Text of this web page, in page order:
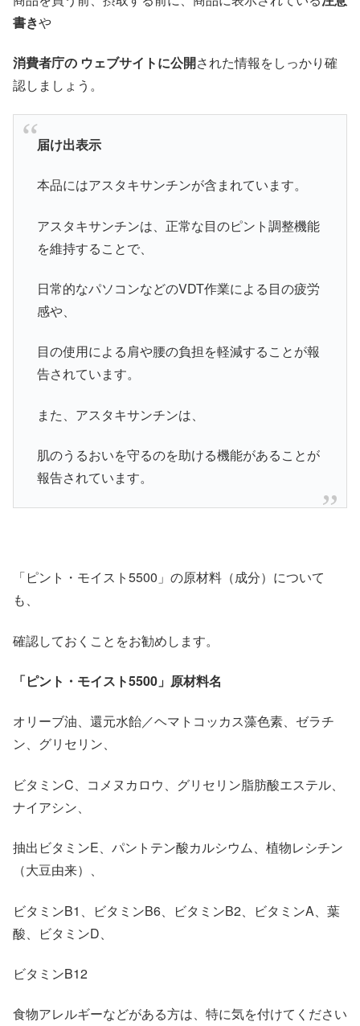
書きや
消費者庁の ウェブサイトに公開された情報をしっかり確
認しましょう。
届け出表示
本品にはアスタキサンチンが含まれています。
アスタキサンチンは、正常な目のピント調整機能
を維持することで、
日常的なパソコンなどのVDT作業による目の疲労
感や、
目の使用による肩や腰の負担を軽減することが報
告されています。
また、アスタキサンチンは、
肌のうるおいを守るのを助ける機能があることが
報告されています。
「ピント・モイスト5500」の原材料（成分）について
も、
確認しておくことをお勧めします。
「ピント・モイスト5500」原材料名
オリーブ油、還元水飴／ヘマトコッカス藻色素、ゼラチ
ン、グリセリン、
ビタミンC、コメヌカロウ、グリセリン脂肪酸エステル、
ナイアシン、
抽出ビタミンE、パントテン酸カルシウム、植物レシチン
（大豆由来）、
ビタミンB1、ビタミンB6、ビタミンB2、ビタミンA、葉
酸、ビタミンD、
ビタミンB12
食物アレルギーなどがある方は、特に気を付けてください